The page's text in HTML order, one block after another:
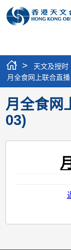
> 天文及授时
月全食网上联合直
月全食网
03)